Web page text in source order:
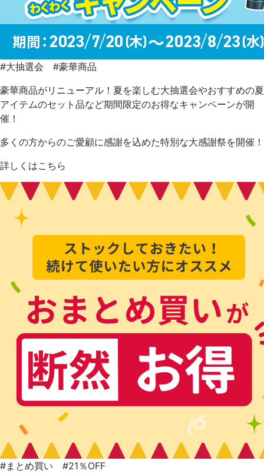
アウトレット商品
定期便
ブランド情報
ショッピングガイド
お電話でもご注文いただけます
0120-371-217
#大抽選会 #豪華商品
豪華商品がリニューアル！夏を楽しむ大抽選会やおすすめの夏
アイテムのセット品など期間限定のお得なキャンペーンが開
催！
多くの方からのご愛顧に感謝を込めた特別な大感謝祭を開催！
詳しくはこちら
#まとめ買い #21％OFF